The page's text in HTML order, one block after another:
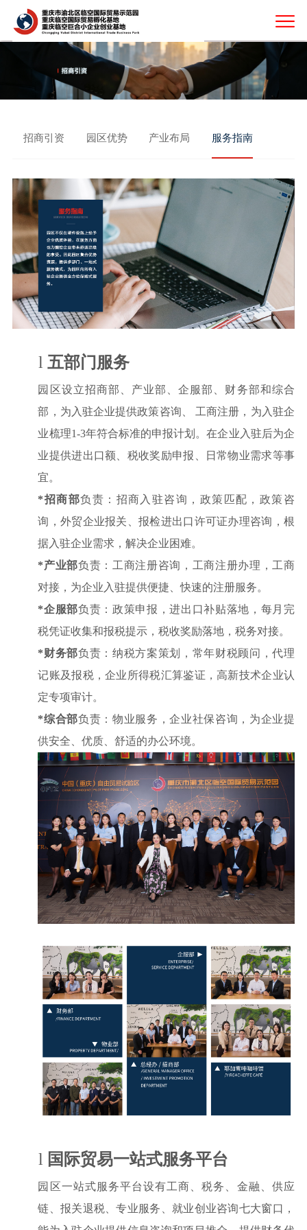
招商引资 园区优势 产业布局 服务指南
l 五部门服务
园区设立招商部、产业部、企服部、财务部和综合
部，为入驻企业提供政策咨询、
工商注册，为入驻企
业梳理1-3年符合标准的申报计划。在企业入驻后为企
业提供进出口额、税收奖励申报、日常物业需求等事
宜。
*招商部负责：招商入驻咨询，政策匹配，政策咨
询，外贸企业报关、报检进出口许可证办理咨询，根
据入驻企业需求，解决企业困难。
*产业部负责：工商注册咨询，工商注册办理，工商
对接，为企业入驻提供便捷、快速的注册服务。
*企服部负责：政策申报，进出口补贴落地，每月完
税凭证收集和报税提示，税收奖励落地，税务对接。
*财务部负责：纳税方案策划，常年财税顾问，代理
记账及报税，企业所得税汇算鉴证，高新技术企业认
定专项审计。
*综合部负责：物业服务，企业社保咨询，为企业提
供安全、优质、舒适的办公环境。
l 国际贸易一站式服务平台
园区一站式服务平台设有工商、税务、金融、供应
链、报关退税、专业服务、就业创业咨询七大窗口，